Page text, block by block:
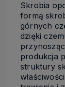
Skrobia
formą
górnych
dzięki
produkcja
struktury